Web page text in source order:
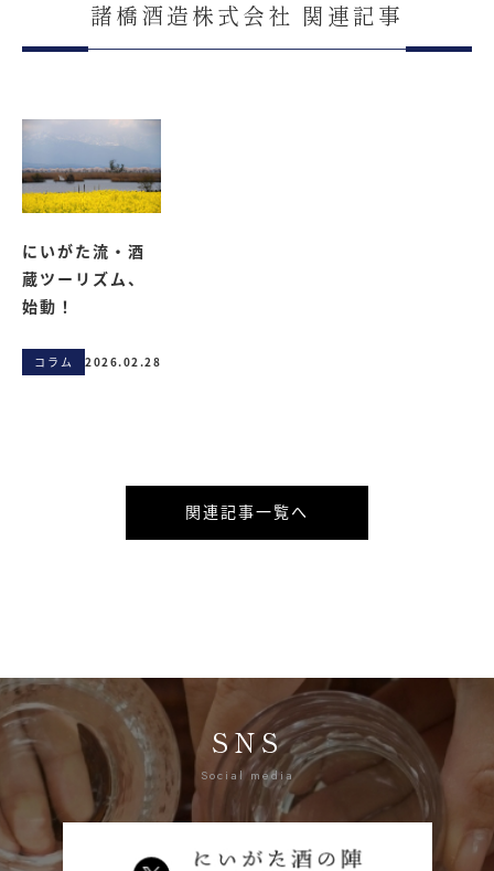
諸橋酒造株式会社 関連記事
にいがた流・酒
蔵ツーリズム、
始動！
コラム 2026.02.28
関連記事一覧へ
SNS
Social media